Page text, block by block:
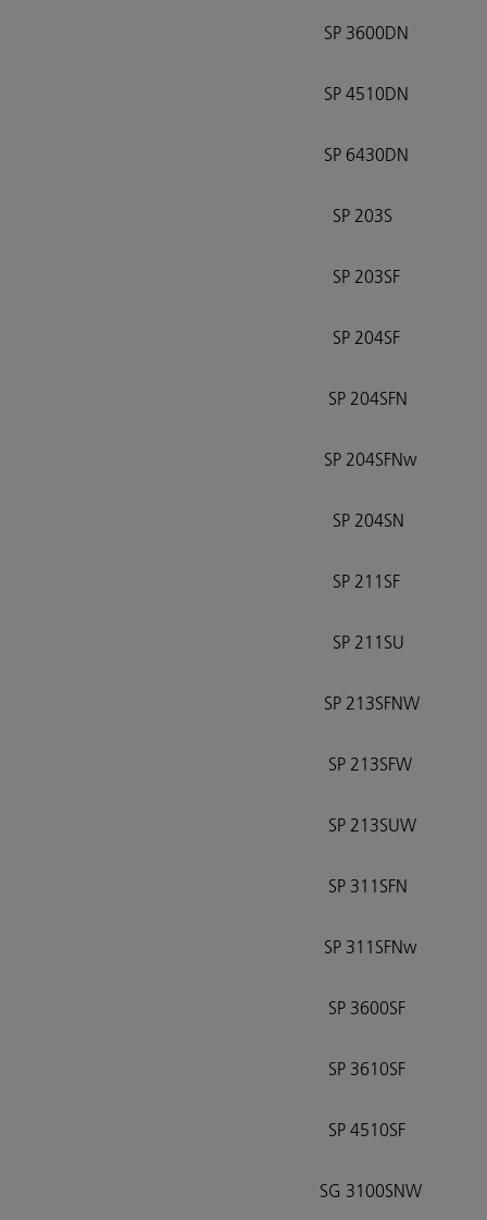
SP 3600DN
SP 4510DN
SP 6430DN
SP 203S
SP 203SF
SP 204SF
SP 204SFN
SP 204SFNw
SP 204SN
SP 211SF
SP 211SU
SP 213SFNW
SP 213SFW
SP 213SUW
SP 311SFN
SP 311SFNw
SP 3600SF
SP 3610SF
SP 4510SF
SG 3100SNW